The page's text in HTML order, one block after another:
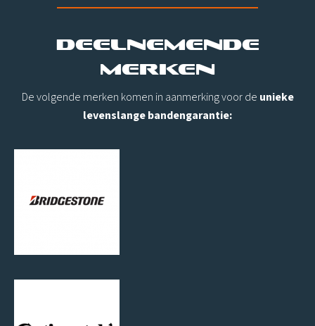
Deelnemende
merken
De volgende merken komen in aanmerking voor de unieke
levenslange bandengarantie: